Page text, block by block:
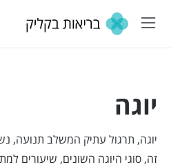
יוגה
יוגה, תרגול עתיק המשלב תנועה,
זה, סוגי היוגה השונים, שיעורים